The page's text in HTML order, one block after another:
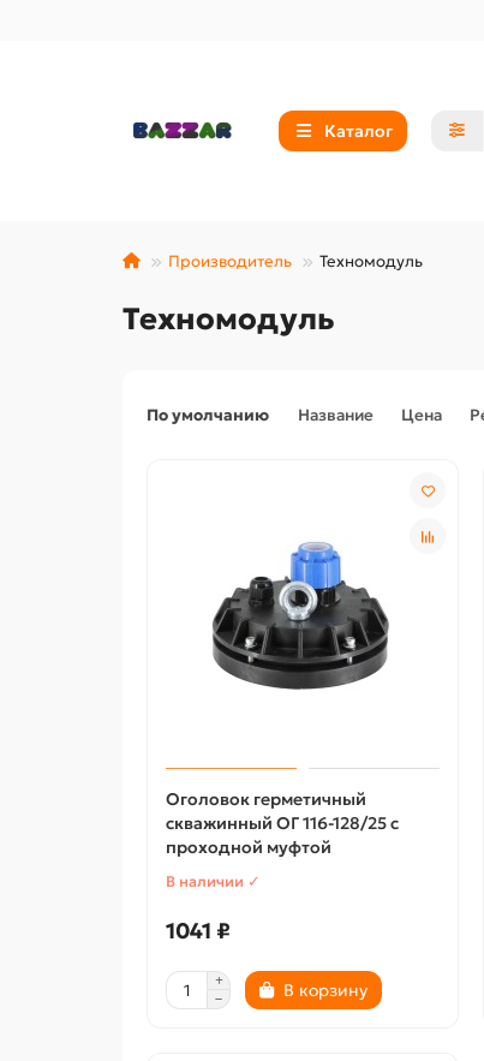
Каталог
Производитель Техномодуль
Техномодуль
По умолчанию Название Цена
Оголовок герметичный
скважинный ОГ 116-128/25 с
проходной муфтой
В наличии ✓
1041 ₽
В корзину